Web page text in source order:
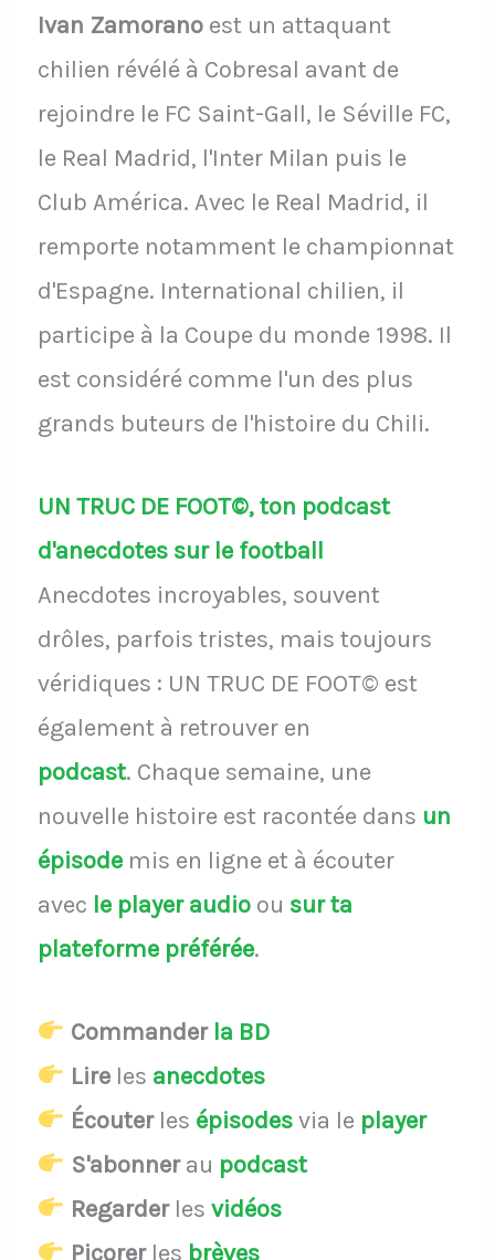
Ivan Zamoranoest un attaquant
chilien révélé à Cobresal avant de
rejoindre le FC Saint-Gall, le Séville FC,
le Real Madrid, l'Inter Milan puis le
Club América. Avec le Real Madrid, il
remporte notamment le championnat
d'Espagne. International chilien, il
participe à la Coupe du monde 1998. Il
est considéré comme l'un des plus
grands buteurs de l'histoire du Chili.
UN TRUC DE FOOT©, ton podcast
d'anecdotes sur le football
Anecdotes incroyables, souvent
drôles, parfois tristes, mais toujours
véridiques : UN TRUC DE FOOT© est
également à retrouver en
podcast. Chaque semaine, une
nouvelle histoire est racontée dans un
épisodemis en ligne et à écouter
avec le player audio ou sur ta
plateforme préférée.
Commander la BD
Lireles anecdotes
Écouterles épisodesvia le player
S'abonnerau podcast
Regarderles vidéos
Picorerles brèves